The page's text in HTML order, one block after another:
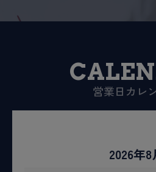
営業日カレ
2026年8